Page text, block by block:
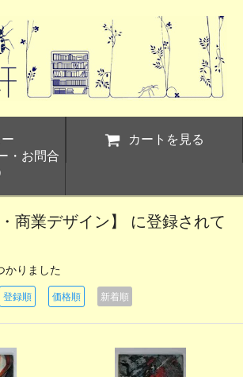
・お問合
カートを見る
商業デザイン】 に登録されて
かりました
登録順 価格順 新着順